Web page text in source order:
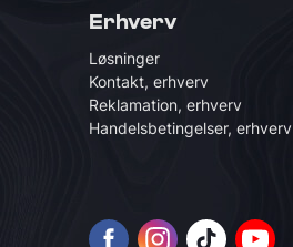
Erhverv
Løsninger
Kontakt, erhverv
Reklamation, erhverv
Handelsbetingelser, erhverv